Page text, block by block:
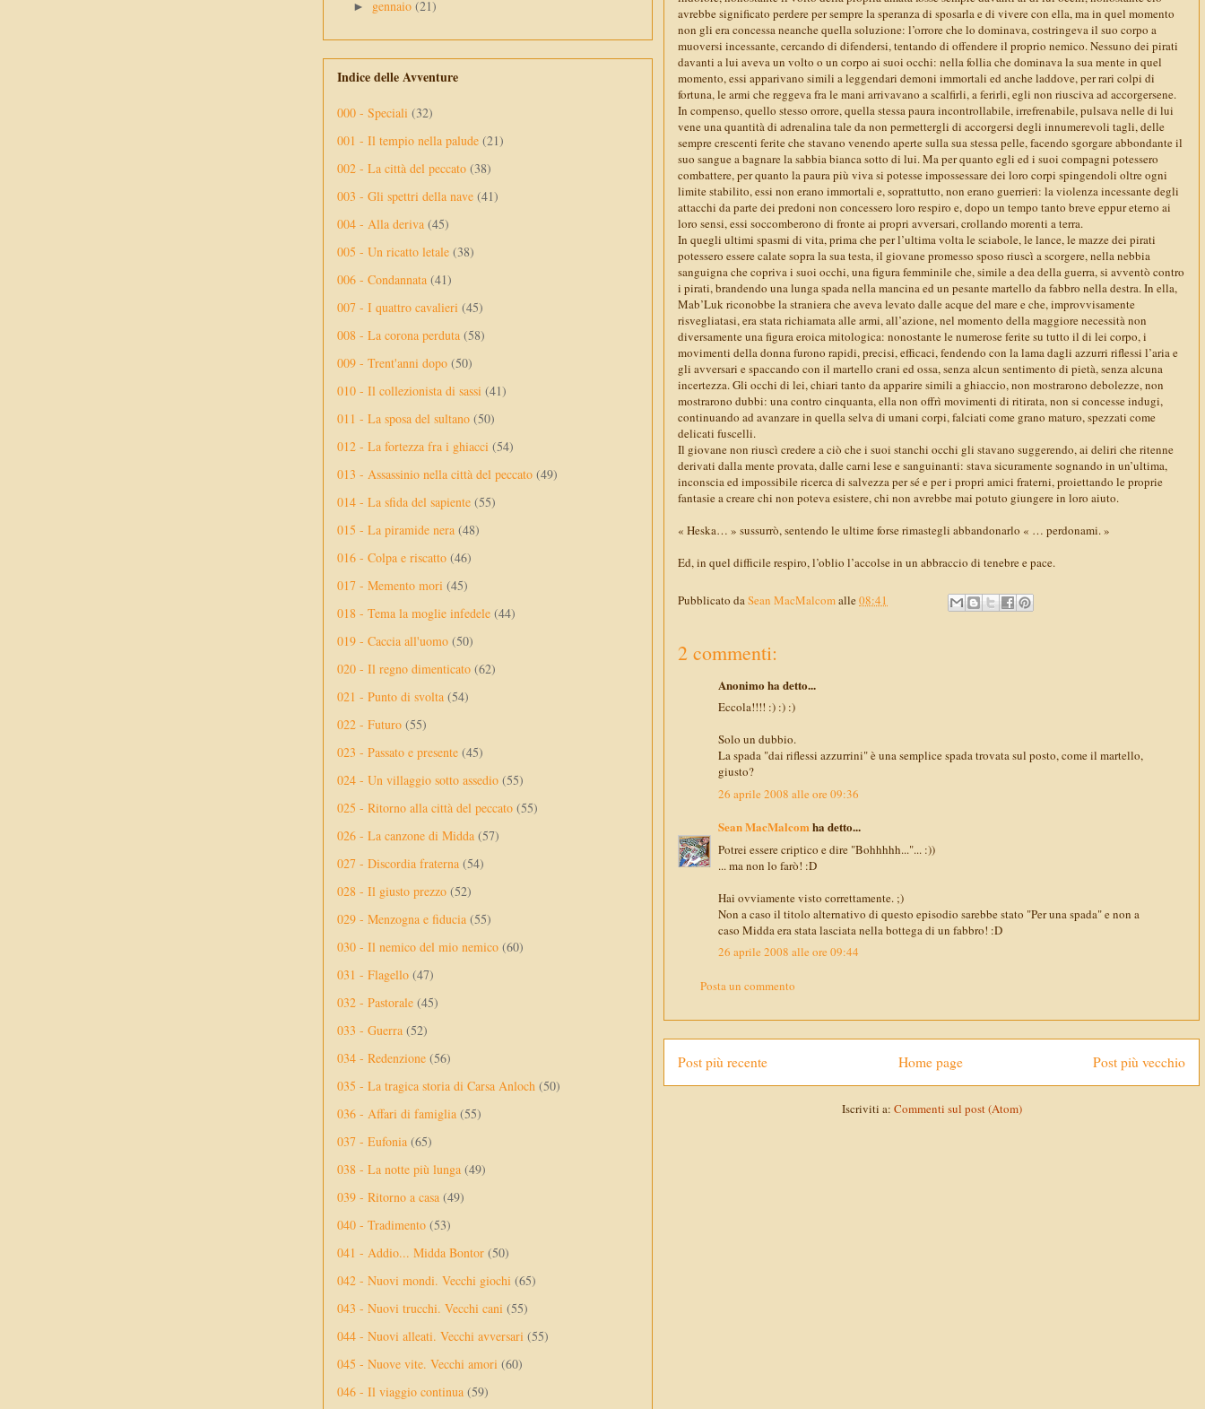
avrebbe significato perdere per sempre la speranza di sposarla e di vivere con ella, ma in quel momento
non gli era concessa neanche quella soluzione: l’orrore che lo dominava, costringeva il suo corpo a
muoversi incessante, cercando di difendersi, tentando di offendere il proprio nemico. Nessuno dei pirati
davanti a lui aveva un volto o un corpo ai suoi occhi: nella follia che dominava la sua mente in quel
momento, essi apparivano simili a leggendari demoni immortali ed anche laddove, per rari colpi di
fortuna, le armi che reggeva fra le mani arrivavano a scalfirli, a ferirli, egli non riusciva ad accorgersene.
In compenso, quello stesso orrore, quella stessa paura incontrollabile, irrefrenabile, pulsava nelle di lui
vene una quantità di adrenalina tale da non permettergli di accorgersi degli innumerevoli tagli, delle
sempre crescenti ferite che stavano venendo aperte sulla sua stessa pelle, facendo sgorgare abbondante il
suo sangue a bagnare la sabbia bianca sotto di lui. Ma per quanto egli ed i suoi compagni potessero
combattere, per quanto la paura più viva si potesse impossessare dei loro corpi spingendoli oltre ogni
limite stabilito, essi non erano immortali e, soprattutto, non erano guerrieri: la violenza incessante degli
attacchi da parte dei predoni non concessero loro respiro e, dopo un tempo tanto breve eppur eterno ai
loro sensi, essi soccomberono di fronte ai propri avversari, crollando morenti a terra.
In quegli ultimi spasmi di vita, prima che per l’ultima volta le sciabole, le lance, le mazze dei pirati
potessero essere calate sopra la sua testa, il giovane promesso sposo riuscì a scorgere, nella nebbia
sanguigna che copriva i suoi occhi, una figura femminile che, simile a dea della guerra, si avventò contro
i pirati, brandendo una lunga spada nella mancina ed un pesante martello da fabbro nella destra. In ella,
Mab’Luk riconobbe la straniera che aveva levato dalle acque del mare e che, improvvisamente
risvegliatasi, era stata richiamata alle armi, all’azione, nel momento della maggiore necessità non
diversamente una figura eroica mitologica: nonostante le numerose ferite su tutto il di lei corpo, i
movimenti della donna furono rapidi, precisi, efficaci, fendendo con la lama dagli azzurri riflessi l’aria e
gli avversari e spaccando con il martello crani ed ossa, senza alcun sentimento di pietà, senza alcuna
incertezza. Gli occhi di lei, chiari tanto da apparire simili a ghiaccio, non mostrarono debolezze, non
mostrarono dubbi: una contro cinquanta, ella non offrì movimenti di ritirata, non si concesse indugi,
continuando ad avanzare in quella selva di umani corpi, falciati come grano maturo, spezzati come
delicati fuscelli.
Il giovane non riuscì credere a ciò che i suoi stanchi occhi gli stavano suggerendo, ai deliri che ritenne
derivati dalla mente provata, dalle carni lese e sanguinanti: stava sicuramente sognando in un’ultima,
inconscia ed impossibile ricerca di salvezza per sé e per i propri amici fraterni, proiettando le proprie
fantasie a creare chi non poteva esistere, chi non avrebbe mai potuto giungere in loro aiuto.
« Heska… » sussurrò, sentendo le ultime forse rimastegli abbandonarlo « … perdonami. »
Ed, in quel difficile respiro, l’oblio l’accolse in un abbraccio di tenebre e pace.
Pubblicato daSean MacMalcomalle 08:41
2 commenti:
Anonimo ha detto...
Eccola!!!! :) :) :)
Solo un dubbio.
La spada "dai riflessi azzurrini" è una semplice spada trovata sul posto, come il martello,
giusto?
26 aprile 2008 alle ore 09:36
Sean MacMalcomha detto...
Potrei essere criptico e dire "Bohhhhh..."... :))
... ma non lo farò! :D
Hai ovviamente visto correttamente. ;)
Non a caso il titolo alternativo di questo episodio sarebbe stato "Per una spada" e non a
caso Midda era stata lasciata nella bottega di un fabbro! :D
26 aprile 2008 alle ore 09:44
Posta un commento
Post più recente Post più vecchio
Home page
Iscriviti a: Commenti sul post (Atom)
► gennaio (21)
Indice delle Avventure
000 - Speciali (32)
001 - Il tempio nella palude (21)
002 - La città del peccato (38)
003 - Gli spettri della nave (41)
004 - Alla deriva (45)
005 - Un ricatto letale (38)
006 - Condannata (41)
007 - I quattro cavalieri (45)
008 - La corona perduta (58)
009 - Trent'anni dopo (50)
010 - Il collezionista di sassi (41)
011 - La sposa del sultano (50)
012 - La fortezza fra i ghiacci (54)
013 - Assassinio nella città del peccato (49)
014 - La sfida del sapiente (55)
015 - La piramide nera (48)
016 - Colpa e riscatto (46)
017 - Memento mori (45)
018 - Tema la moglie infedele (44)
019 - Caccia all'uomo (50)
020 - Il regno dimenticato (62)
021 - Punto di svolta (54)
022 - Futuro (55)
023 - Passato e presente (45)
024 - Un villaggio sotto assedio (55)
025 - Ritorno alla città del peccato (55)
026 - La canzone di Midda (57)
027 - Discordia fraterna (54)
028 - Il giusto prezzo (52)
029 - Menzogna e fiducia (55)
030 - Il nemico del mio nemico (60)
031 - Flagello (47)
032 - Pastorale (45)
033 - Guerra (52)
034 - Redenzione (56)
035 - La tragica storia di Carsa Anloch (50)
036 - Affari di famiglia (55)
037 - Eufonia (65)
038 - La notte più lunga (49)
039 - Ritorno a casa (49)
040 - Tradimento (53)
041 - Addio... Midda Bontor (50)
042 - Nuovi mondi. Vecchi giochi (65)
043 - Nuovi trucchi. Vecchi cani (55)
044 - Nuovi alleati. Vecchi avversari (55)
045 - Nuove vite. Vecchi amori (60)
046 - Il viaggio continua (59)